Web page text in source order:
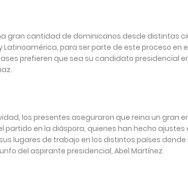
gran cantidad de dominicanos desde distintas
Latinoamérica, para ser parte de este proceso en
prefieren que sea su candidato presidencial
los presentes aseguraron que reina un gran
partido en la diáspora, quienes han hecho ajustes
lugares de trabajo en los distintos países donde
del aspirante presidencial, Abel Martínez.